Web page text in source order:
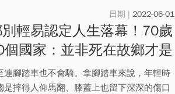
2022-06-01
輕易認定人生落幕！70歲
國家：並非死在故鄉才是
腳踏車也不會騎。拿腳踏車來說，年輕時
摔得人仰馬翻、膝蓋上也留下深深的傷口